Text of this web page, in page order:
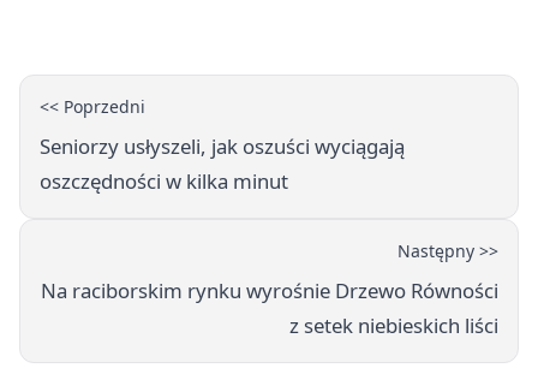
<< Poprzedni
Seniorzy usłyszeli, jak oszuści wyciągają
oszczędności w kilka minut
Następny >>
Na raciborskim rynku wyrośnie Drzewo Równości
z setek niebieskich liści